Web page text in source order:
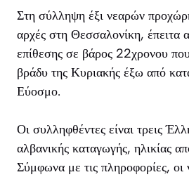
Στη σύλληψη έξι νεαρών
αρχές στη Θεσσαλονίκη, έπειτα
επίθεσης σε βάρος 22χρονου
βράδυ της Κυριακής έξω από
Εύοσμο.
Οι συλληφθέντες είναι τρεις
αλβανικής καταγωγής, ηλικίας
Σύμφωνα με τις πληροφορίες, οι